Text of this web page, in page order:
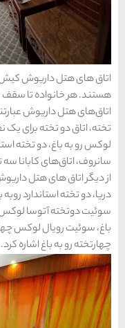
کیفیت بالایی برخوردار
۶ نفر در این هتل می‌توانند اسکان داشته باشند.
با حمام سانروف، کابانا دو
استاندارد رو به باغ، دو تخته
سه تخته با حمام
لوکس رو به باغ و… .
دو تخته لوکس رو به
کابانا سه تخته رو به دریا،
دوتخته آتوسا لوکس رو به
و سوئیت رویال لوکس